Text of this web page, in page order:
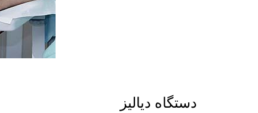
دستگاه دیالیز